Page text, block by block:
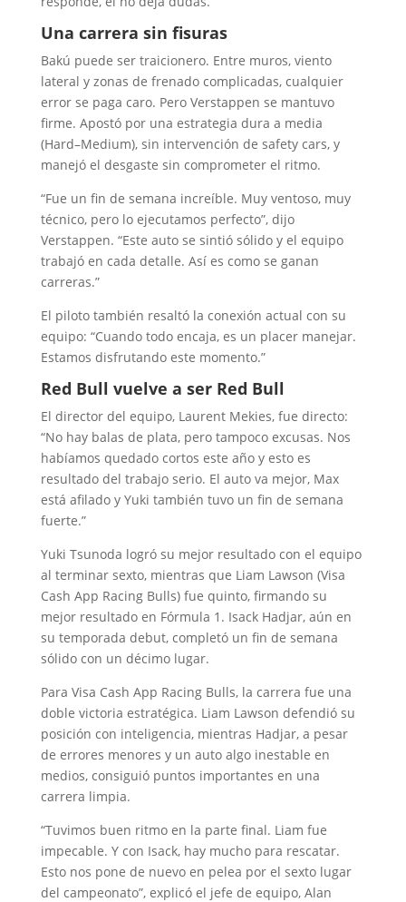
Una carrera sin fisuras
Bakú puede ser traicionero. Entre muros, viento
lateral y zonas de frenado complicadas, cualquier
error se paga caro. Pero Verstappen se mantuvo
firme. Apostó por una estrategia dura a media
(Hard–Medium), sin intervención de safety cars, y
manejó el desgaste sin comprometer el ritmo.
“Fue un fin de semana increíble. Muy ventoso, muy
técnico, pero lo ejecutamos perfecto”, dijo
Verstappen. “Este auto se sintió sólido y el equipo
trabajó en cada detalle. Así es como se ganan
carreras.”
El piloto también resaltó la conexión actual con su
equipo: “Cuando todo encaja, es un placer manejar.
Estamos disfrutando este momento.”
Red Bull vuelve a ser Red Bull
El director del equipo, Laurent Mekies, fue directo:
“No hay balas de plata, pero tampoco excusas. Nos
habíamos quedado cortos este año y esto es
resultado del trabajo serio. El auto va mejor, Max
está afilado y Yuki también tuvo un fin de semana
fuerte.”
Yuki Tsunoda logró su mejor resultado con el equipo
al terminar sexto, mientras que Liam Lawson (Visa
Cash App Racing Bulls) fue quinto, firmando su
mejor resultado en Fórmula 1. Isack Hadjar, aún en
su temporada debut, completó un fin de semana
sólido con un décimo lugar.
Para Visa Cash App Racing Bulls, la carrera fue una
doble victoria estratégica. Liam Lawson defendió su
posición con inteligencia, mientras Hadjar, a pesar
de errores menores y un auto algo inestable en
medios, consiguió puntos importantes en una
carrera limpia.
“Tuvimos buen ritmo en la parte final. Liam fue
impecable. Y con Isack, hay mucho para rescatar.
Esto nos pone de nuevo en pelea por el sexto lugar
del campeonato”, explicó el jefe de equipo, Alan